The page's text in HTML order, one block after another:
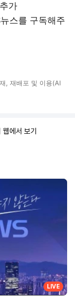
가
스를 구독해주
, 재배포 및 이용(AI
에서 보기
LIVE